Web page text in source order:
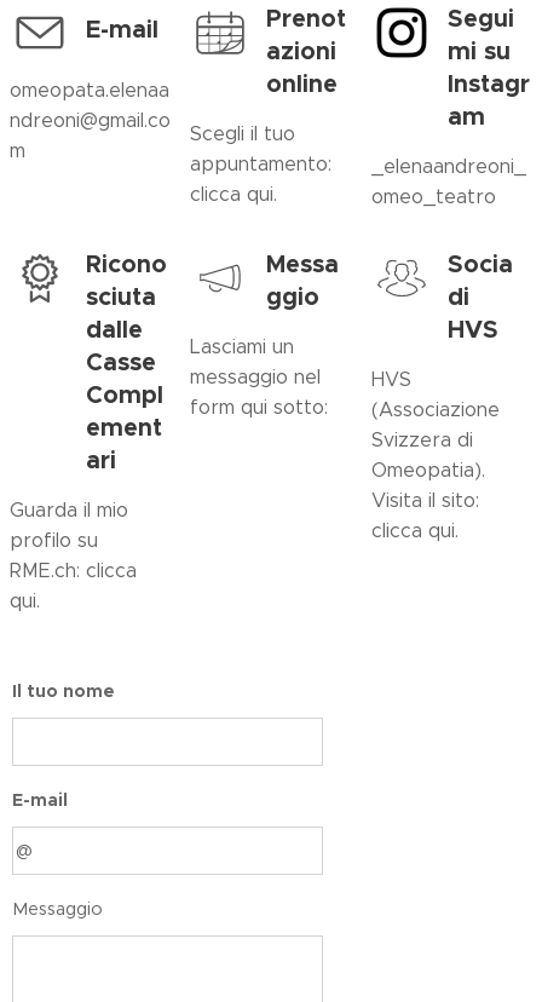
E-mail
omeopata.elenaa
ndreoni@gmail.co
m
Prenot
azioni
online
Scegli il tuo
appuntamento:
clicca qui.
Segui
mi su
Instagr
am
_elenaandreoni_
omeo_teatro
Ricono
sciuta
dalle
Casse
Compl
ement
ari
Guarda il mio
profilo su
RME.ch: clicca
qui.
Messa
ggio
Lasciami un
messaggio nel
form qui sotto:
Socia
di
HVS
HVS
(Associazione
Svizzera di
Omeopatia).
Visita il sito:
clicca qui.
Il tuo nome
E-mail
Messaggio